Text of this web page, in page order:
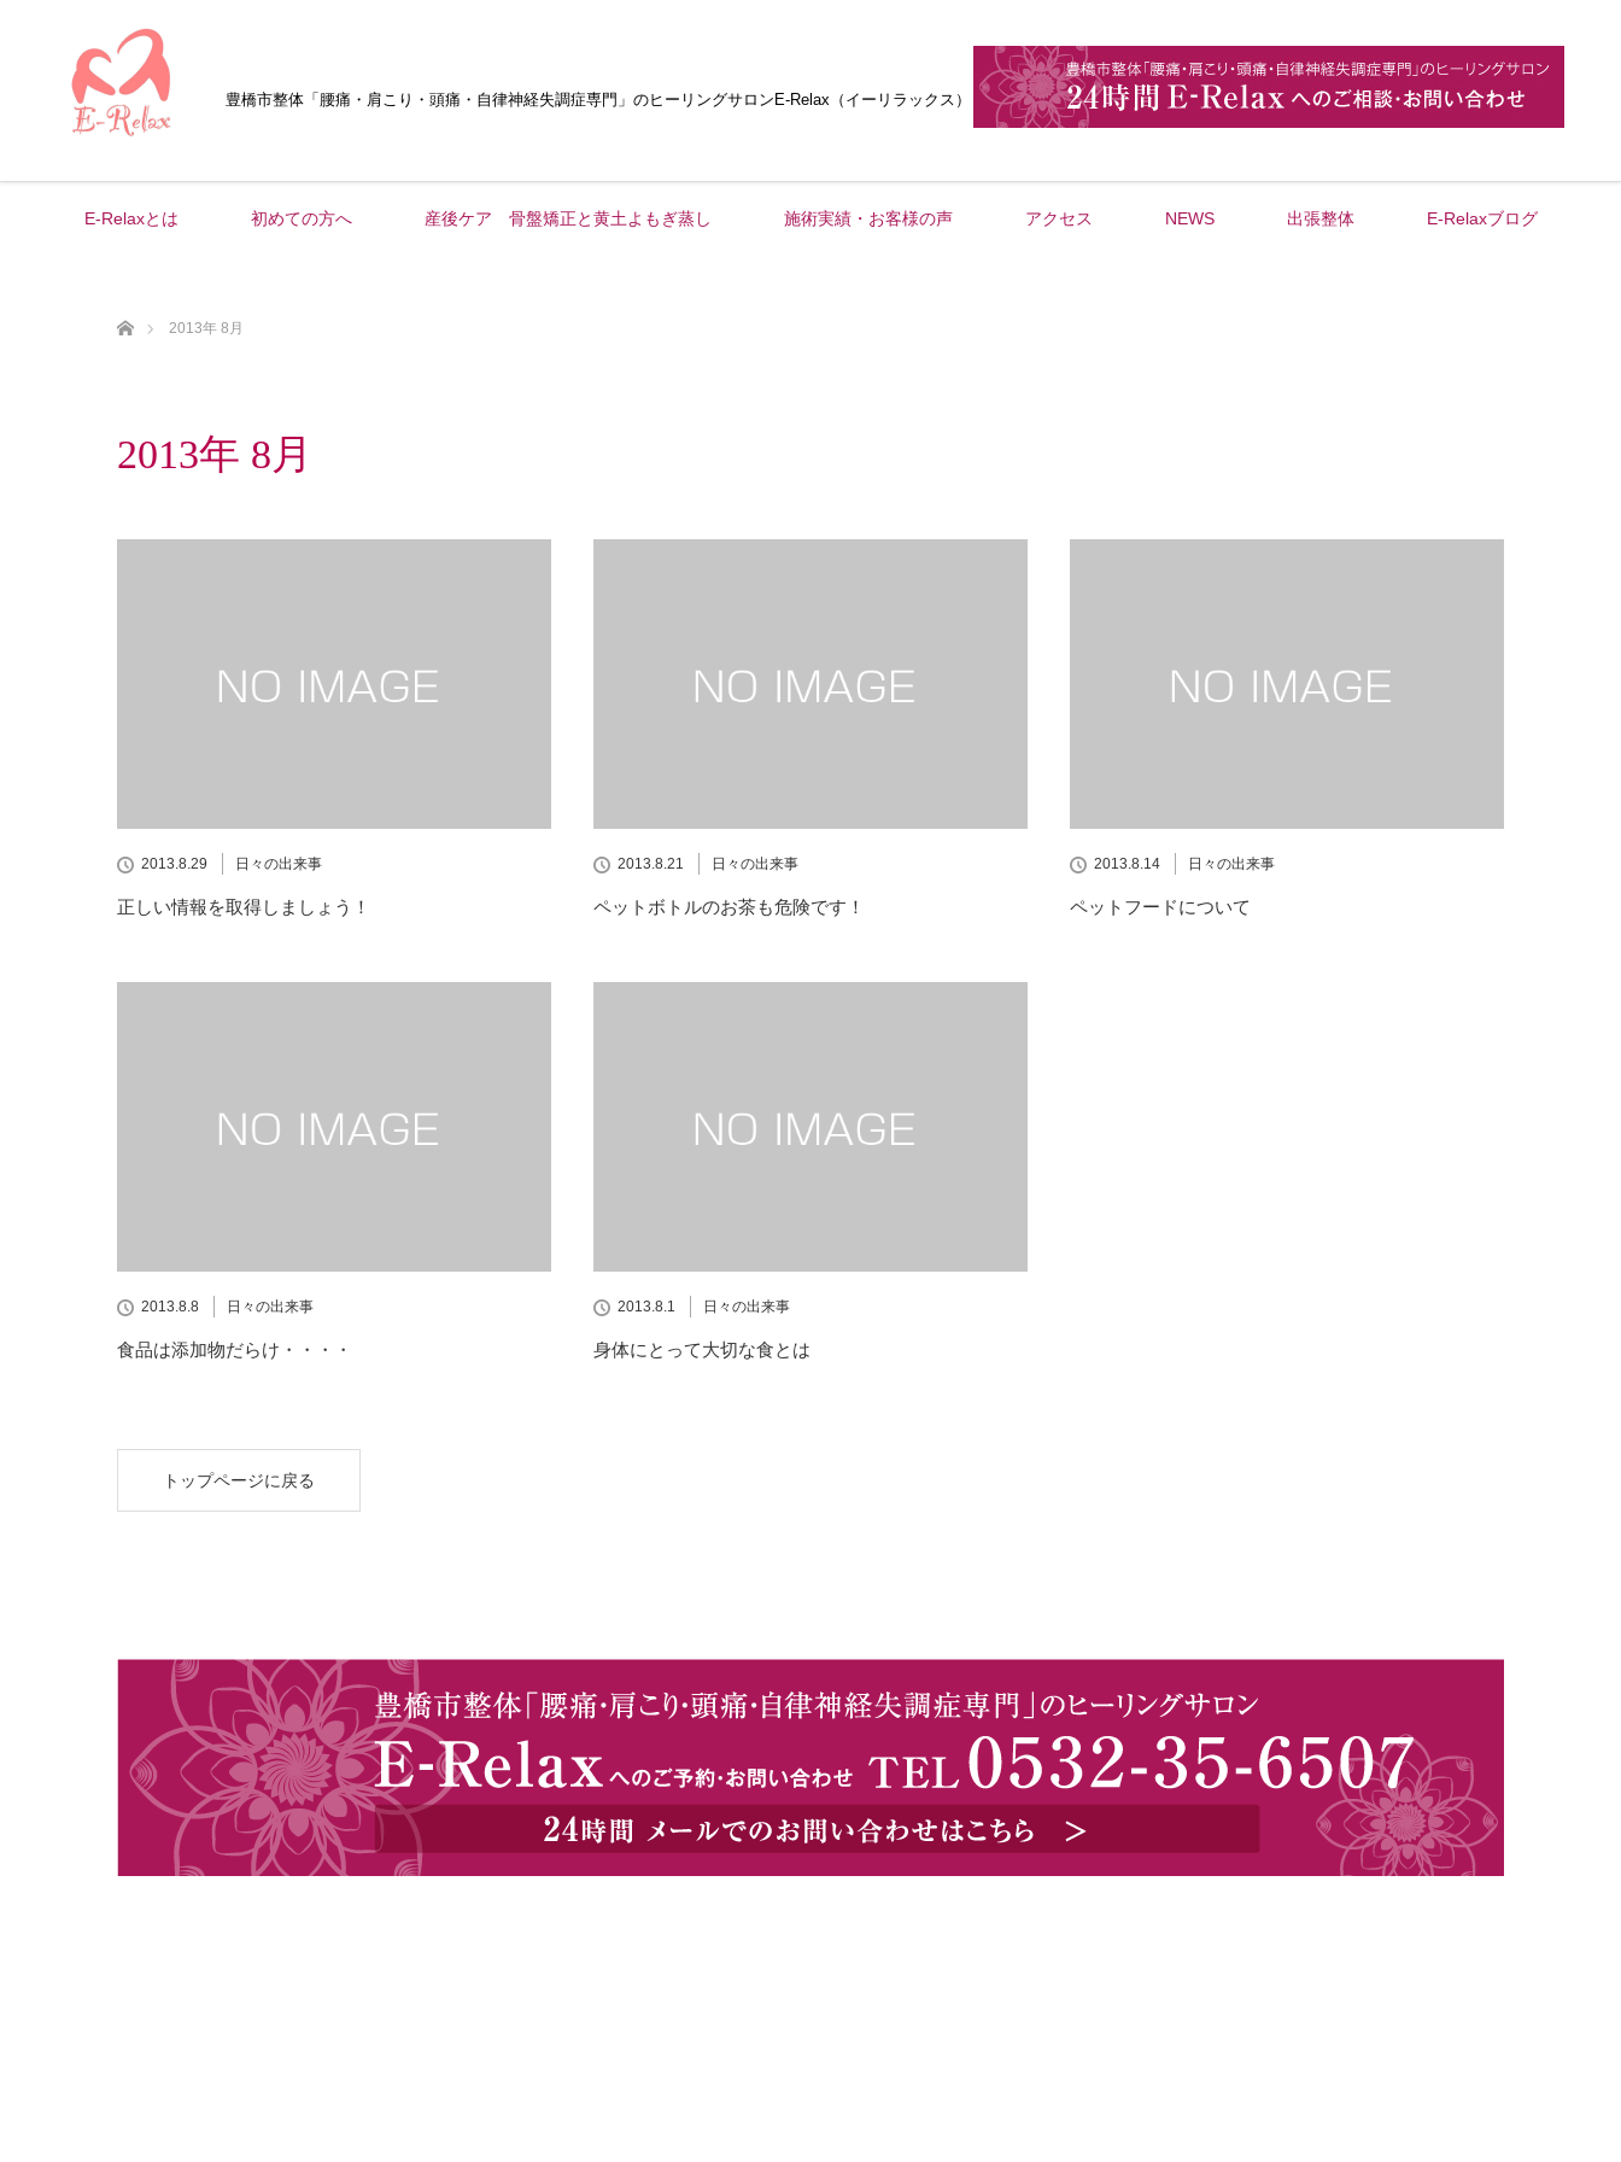
豊橋市整体 「腰痛・肩こり・頭痛・自律神経失調症専門」 のヒーリングサロンE-Relax（イーリラックス）
E-Relaxとは 初めての方へ 産後ケア 骨盤矯正と黄土よもぎ蒸し 施術実績・お客様の声 アクセス NEWS 出張整体 E-Relaxブログ
2013年 8月
2013年 8月
2013.8.29 日々の出来事
正しい情報を取得しましょう！
2013.8.21 日々の出来事
ペットボトルのお茶も危険です！
2013.8.14 日々の出来事
ペットフードについて
2013.8.8 日々の出来事
食品は添加物だらけ・・・・
2013.8.1 日々の出来事
身体にとって大切な食とは
トップページに戻る